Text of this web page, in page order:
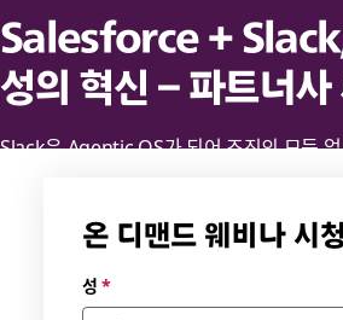
Salesforce +
성의 혁신 – 파트너사
Slack은 Agentic OS가 되어 조직의 모든
무를 수행하는 통합 플랫폼으로 진화하고 있
온 디맨드 웨비나 시
성 *